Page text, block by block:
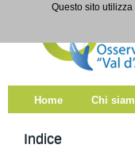
Salta al contenuto
Home Chi
Indice
Questo sito